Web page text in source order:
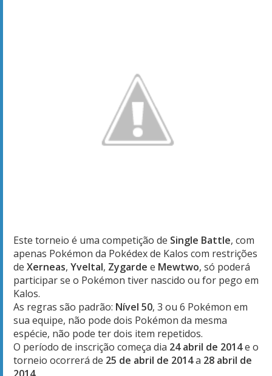
Este torneio é uma competição de Single Battle, com
apenas Pokémon da Pokédexde Kalos com restrições
de Xerneas, Yveltal, Zygarde e Mewtwo, só poderá
participarse o Pokémon tiver nascido ou for pego em
Kalos.
As regras são padrão: Nível 50, 3 ou 6 Pokémon em
sua equipe, não pode dois Pokémon da mesma
espécie, não pode ter dois item repetidos.
O período de inscrição começa dia 24 abril de 2014e o
torneio ocorrerá de 25 de abril de 2014a 28 abril de
2014.